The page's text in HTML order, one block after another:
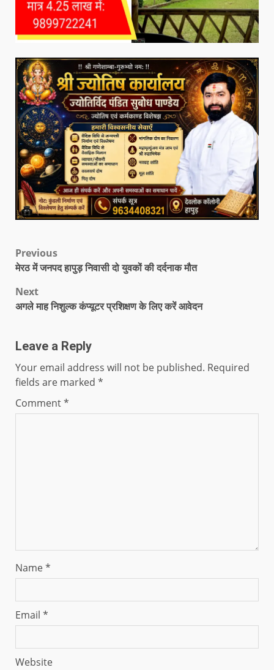
Previous
मेरठ में जनपद हापुड़ निवासी दो युवकों की दर्दनाक मौत
Next
अगले माह निशुल्क कंप्यूटर प्रशिक्षण के लिए करें आवेदन
Leave a Reply
Your email address will not be published. Required
fields are marked *
Comment*
Name*
Email *
Website